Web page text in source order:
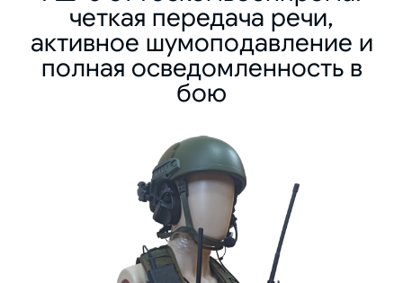
четкая передача речи,
активное шумоподавление и
полная осведомленность в
бою